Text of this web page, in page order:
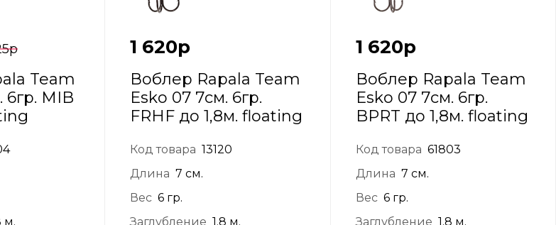
р
Team
6гр. MIB
м.
1 620р
Воблер Rapala Team
Esko 07 7см. 6гр.
FRHF до 1,8м. floating
Код товара 13120
Длина 7 см.
Вес 6 гр.
Заглубление 1.8 м.
1 620р
Воблер Rapala Team
Esko 07 7см. 6гр.
BPRT до 1,8м. floating
Код товара 61803
Длина 7 см.
Вес 6 гр.
Заглубление 1.8 м.